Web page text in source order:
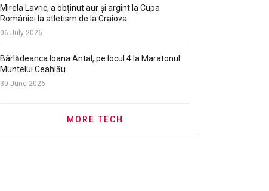
Mirela Lavric, a obținut aur și argint la Cupa
României la atletism de la Craiova
06 July 2026
Bârlădeanca Ioana Antal, pe locul 4 la Maratonul
Muntelui Ceahlău
30 June 2026
MORE TECH